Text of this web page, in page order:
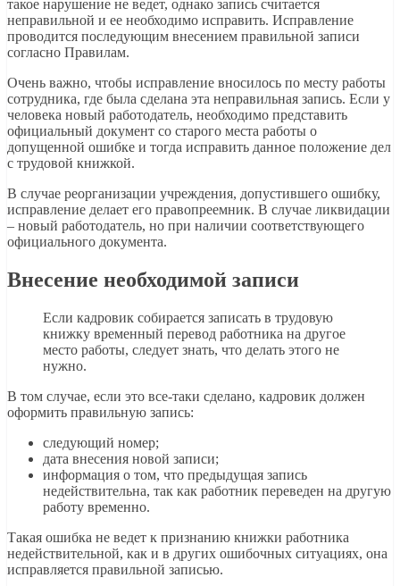
такое нарушение не ведет, однако запись считается
неправильной и ее необходимо исправить. Исправление
проводится последующим внесением правильной записи
согласно Правилам.
Очень важно, чтобы исправление вносилось по месту работы
сотрудника, где была сделана эта неправильная запись. Если у
человека новый работодатель, необходимо представить
официальный документ со старого места работы о
допущенной ошибке и тогда исправить данное положение дел
с трудовой книжкой.
В случае реорганизации учреждения, допустившего ошибку,
исправление делает его правопреемник. В случае ликвидации
– новый работодатель, но при наличии соответствующего
официального документа.
Внесение необходимой записи
Если кадровик собирается записать в трудовую
книжку временный перевод работника на другое
место работы, следует знать, что делать этого не
нужно.
В том случае, если это все-таки сделано, кадровик должен
оформить правильную запись:
следующий номер;
дата внесения новой записи;
информация о том, что предыдущая запись
недействительна, так как работник переведен на другую
работу временно.
Такая ошибка не ведет к признанию книжки работника
недействительной, как и в других ошибочных ситуациях, она
исправляется правильной записью.